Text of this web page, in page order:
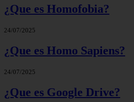
¿Que es Homofobia?
24/07/2025
¿Que es Homo Sapiens?
24/07/2025
¿Que es Google Drive?